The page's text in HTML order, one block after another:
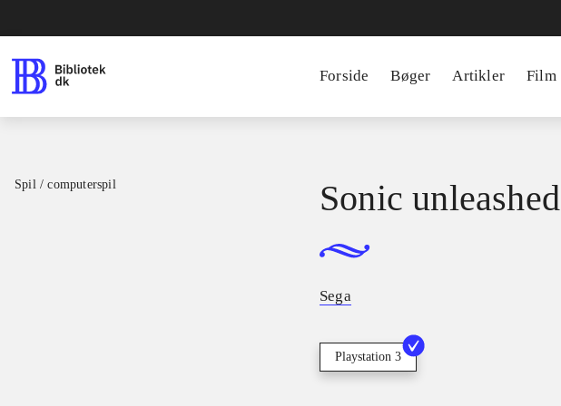
Forside Bøger Artikler Film
Spil / computerspil Sonic unleashed
Sega
Playstation 3